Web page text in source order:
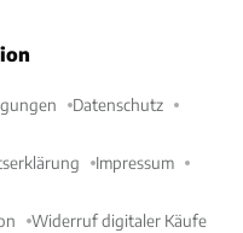
Datenschutz
Impressum
Widerruf digitaler Käufe